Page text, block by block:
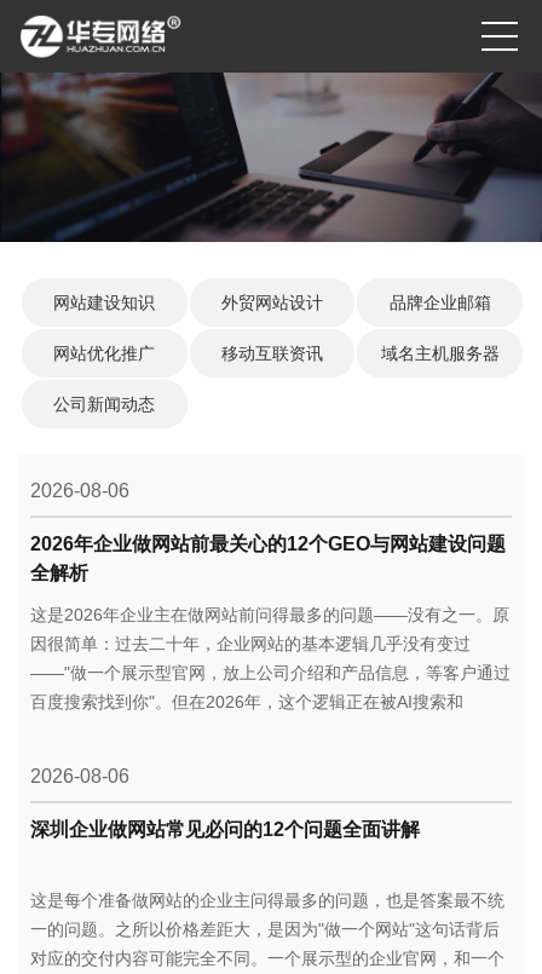
网站建设知识 外贸网站设计 品牌企业邮箱
网站优化推广 移动互联资讯 域名主机服务器
公司新闻动态
2026-08-06
2026年企业做网站前最关心的12个GEO与网站建设问题
全解析
这是2026年企业主在做网站前问得最多的问题——没有之一。原
因很简单：过去二十年，企业网站的基本逻辑几乎没有变过
——"做一个展示型官网，放上公司介绍和产品信息，等客户通过
百度搜索找到你"。但在2026年，这个逻辑正在被AI搜索和
2026-08-06
深圳企业做网站常见必问的12个问题全面讲解
这是每个准备做网站的企业主问得最多的问题，也是答案最不统
一的问题。之所以价格差距大，是因为"做一个网站"这句话背后
对应的交付内容可能完全不同。一个展示型的企业官网，和一个